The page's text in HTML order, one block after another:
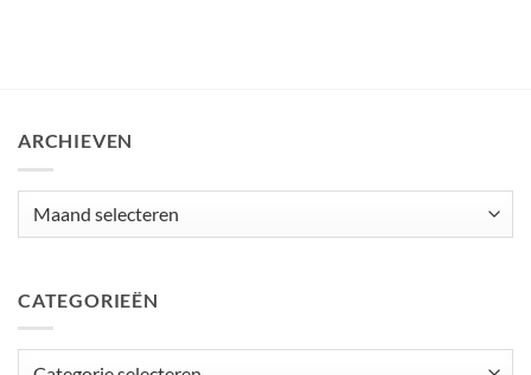
ARCHIEVEN
CATEGORIEËN